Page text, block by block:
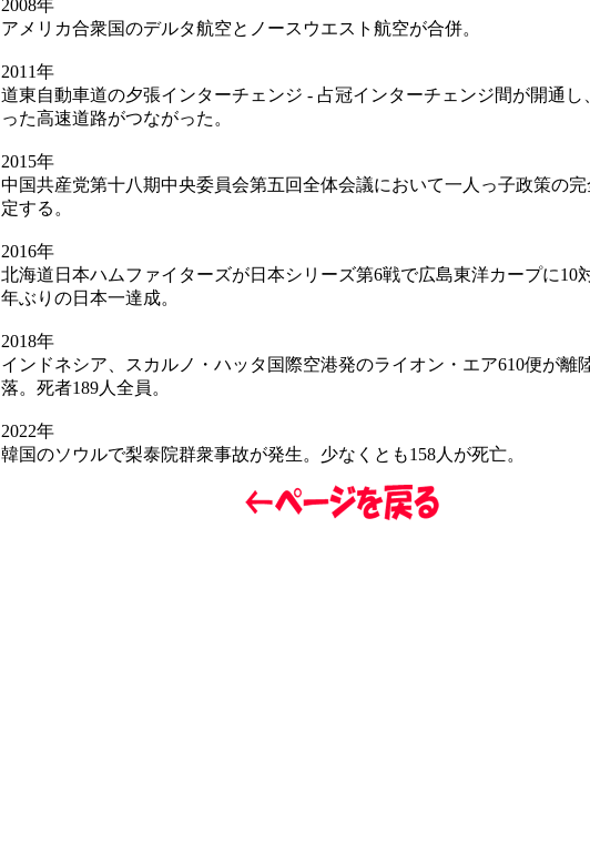
2008年
アメリカ合衆国のデルタ航空とノースウエスト航空が合併。
2011年
道東自動車道の夕張インターチェンジ - 占冠インターチェンジ間が開通し
った高速道路がつながった。
2015年
中国共産党第十八期中央委員会第五回全体会議において一人っ子政策の
定する。
2016年
北海道日本ハムファイターズが日本シリーズ第6戦で広島東洋カープに10
年ぶりの日本一達成。
2018年
インドネシア、スカルノ・ハッタ国際空港発のライオン・エア610便が離
落。死者189人全員。
2022年
韓国のソウルで梨泰院群衆事故が発生。少なくとも158人が死亡。